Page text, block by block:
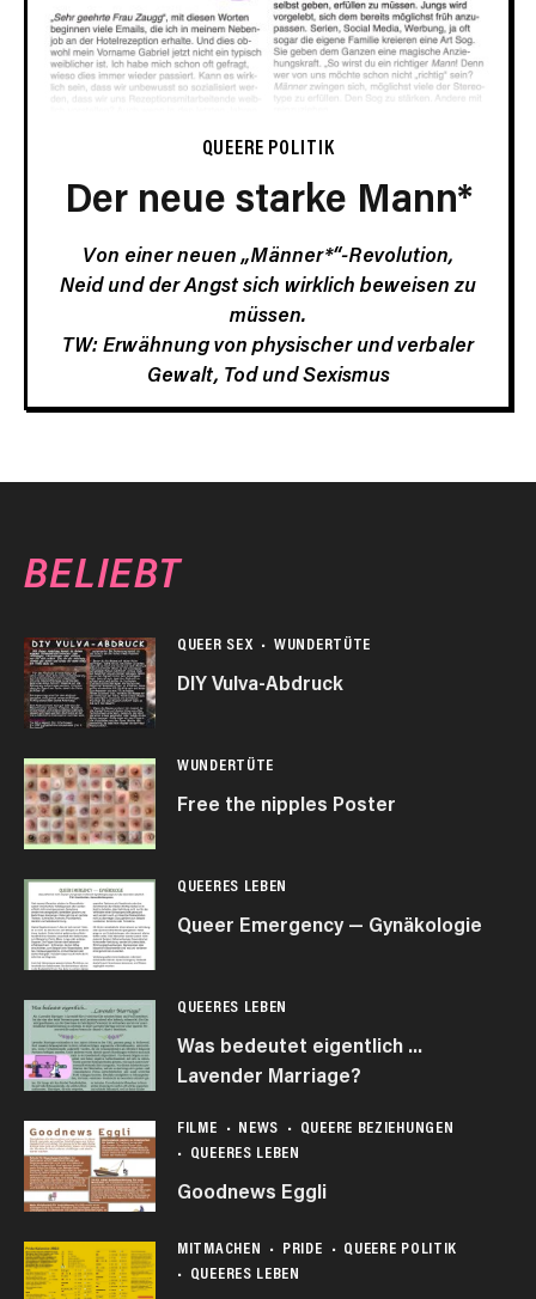
QUEERE POLITIK
Der neue starke Mann*
Von einer neuen „Männer*“-Revolution,
Neid und der Angst sich wirklich beweisen zu
müssen.
TW: Erwähnung von physischer und verbaler
Gewalt, Tod und Sexismus
BELIEBT
QUEER SEX WUNDERTÜTE
DIY Vulva-Abdruck
WUNDERTÜTE
Free the nipples Poster
QUEERES LEBEN
Queer Emergency — Gynäkologie
QUEERES LEBEN
Was bedeutet eigentlich …
Lavender Marriage?
FILME NEWS
QUEERE BEZIEHUNGEN
QUEERES LEBEN
Goodnews Eggli
MITMACHEN PRIDE
QUEERE POLITIK
QUEERES LEBEN